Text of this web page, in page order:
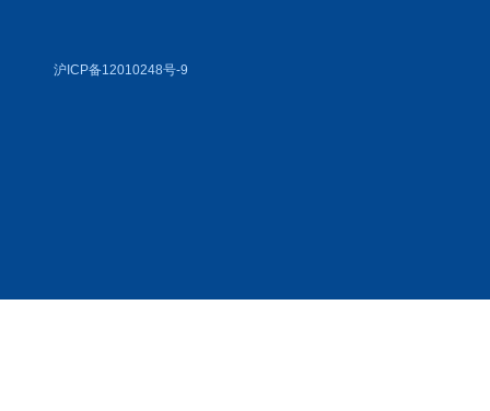
沪ICP备12010248号-9